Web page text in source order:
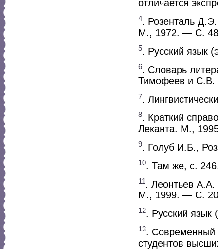
отличается
4. Розенталь
М., 1972. — С.
5. Русский язык
6. Словарь
Тимофеев и
7 .
8. Краткий
Леканта. М.,
9. Голуб И.Б.,
10. Там же, с.
11
. Леонтьев
М., 1999. — С.
12. Русский
13. Современный
студентов